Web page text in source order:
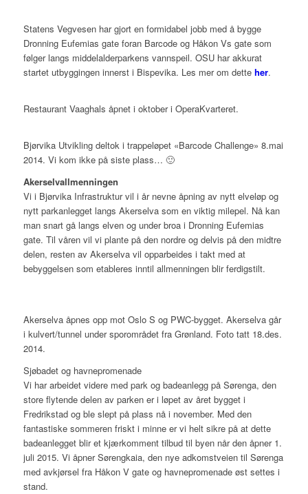
Statens Vegvesen har gjort en formidabel jobb med å bygge
Dronning Eufemias gate foran Barcode og Håkon Vs gate som
følger langs middelalderparkens vannspeil. OSU har akkurat
startet utbyggingen innerst i Bispevika. Les mer om dette her.
Restaurant Vaaghals åpnet i oktober i OperaKvarteret.
Bjørvika Utvikling deltok i trappeløpet «Barcode Challenge» 8.mai
2014. Vi kom ikke på siste plass… 🙂
Akerselvallmenningen
Vi i Bjørvika Infrastruktur vil i år nevne åpning av nytt elveløp og
nytt parkanlegget langs Akerselva som en viktig milepel. Nå kan
man snart gå langs elven og under broa i Dronning Eufemias
gate. Til våren vil vi plante på den nordre og delvis på den midtre
delen, resten av Akerselva vil opparbeides i takt med at
bebyggelsen som etableres inntil allmenningen blir ferdigstilt.
Akerselva åpnes opp mot Oslo S og PWC-bygget. Akerselva går
i kulvert/tunnel under sporområdet fra Grønland. Foto tatt 18.des.
2014.
Sjøbadet og havnepromenade
Vi har arbeidet videre med park og badeanlegg på Sørenga, den
store flytende delen av parken er i løpet av året bygget i
Fredrikstad og ble slept på plass nå i november. Med den
fantastiske sommeren friskt i minne er vi helt sikre på at dette
badeanlegget blir et kjærkomment tilbud til byen når den åpner 1.
juli 2015. Vi åpner Sørengkaia, den nye adkomstveien til Sørenga
med avkjørsel fra Håkon V gate og havnepromenade øst settes i
stand.